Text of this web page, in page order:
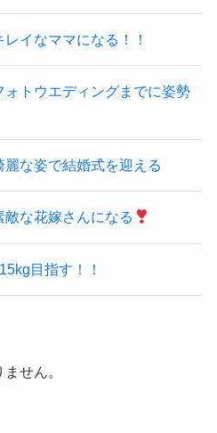
レイなママになる！！
ォトウエディングまでに姿勢
麗な姿で結婚式を迎える
敵な花嫁さんになる
目指す！！
せん。